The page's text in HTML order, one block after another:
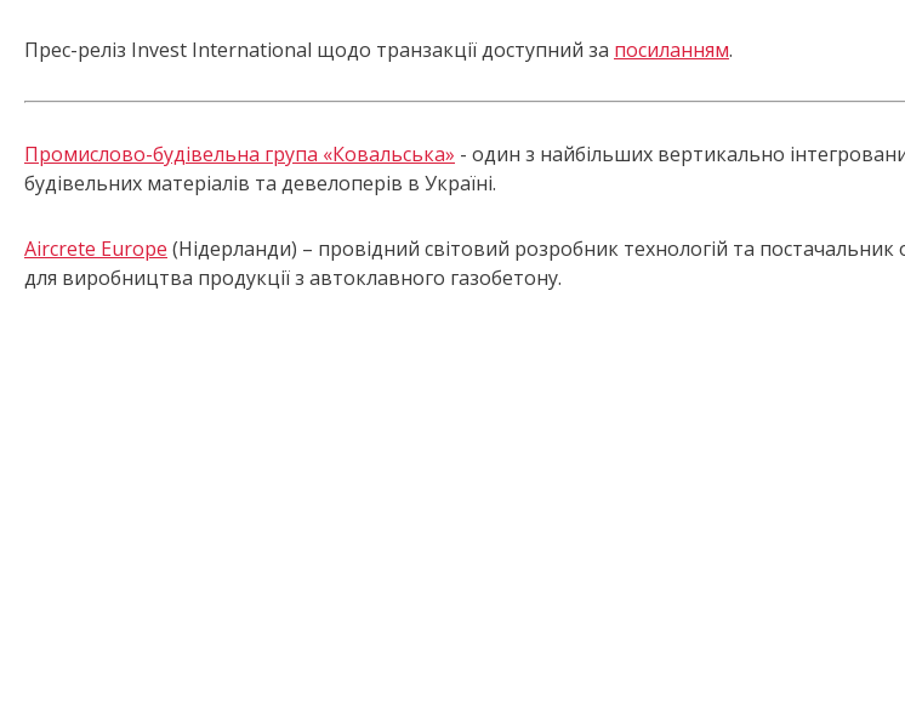
Прес-реліз Invest International щодо транзакції доступний за посиланням.
Промислово-будівельна група «Ковальська» - один з найбільших вертикально
будівельних матеріалів та девелоперів в Україні.
Aircrete Europe (Нідерланди) – провідний світовий розробник технологій та постачальник
для виробництва продукції з автоклавного газобетону.